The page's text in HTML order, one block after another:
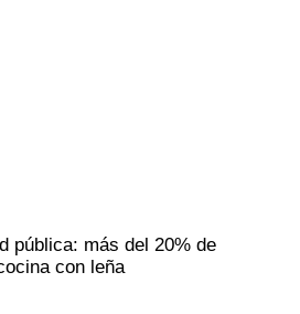
pública: más del 20% de
con leña